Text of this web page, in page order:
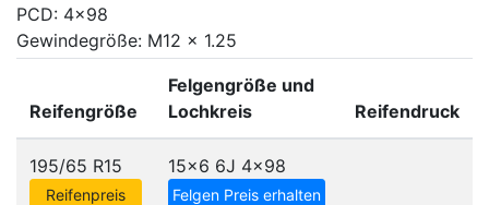
PCD: 4x98
Gewindegröße: M12 x 1.25
Reifengröße
Felgengröße und
Lochkreis
Reifendruck
195/65 R15
Reifenpreis
15x6 6J 4x98
Felgen Preis erhalten